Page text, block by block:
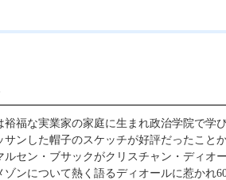
福な実業家の家庭に生まれ政治学院で学
ンした帽子のスケッチが好評だったこと
セン・ブサックがクリスチャン・ディオ
ンについて熱く語るディオールに惹かれ